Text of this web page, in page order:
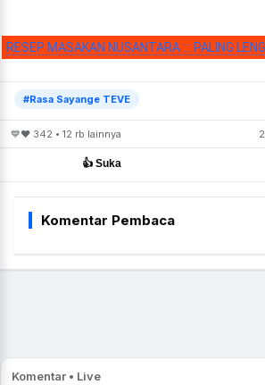
RESEP MASAKAN NUSANTARA ::: PALING
#Rasa Sayange TEVE
💙❤️ 342 • 12 rb lainnya
👍 Suka
Komentar Pembaca
Komentar • Live